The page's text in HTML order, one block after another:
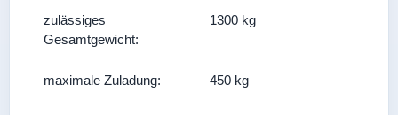
zulässiges
Gesamtgewicht:
1300 kg
maximale Zuladung: 450 kg